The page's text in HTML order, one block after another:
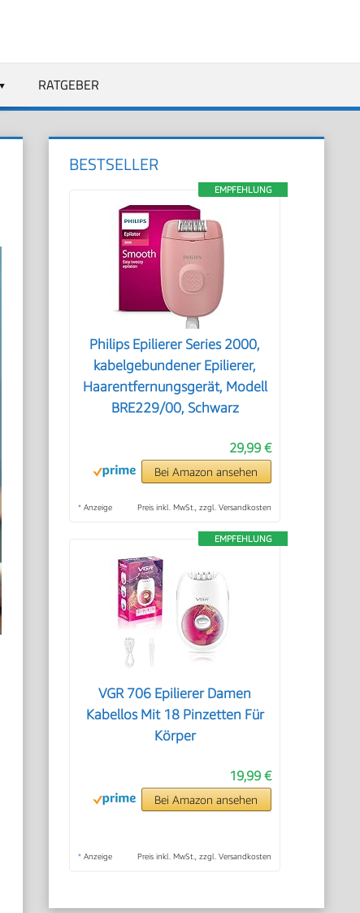
RATGEBER
BESTSELLER
EMPFEHLUNG
Philips Epilierer Series 2000,
kabelgebundener Epilierer,
Haarentfernungsgerät, Modell
BRE229/00, Schwarz
29,99 €
Bei Amazon ansehen
* Anzeige Preis inkl. MwSt., zzgl. Versandkosten
EMPFEHLUNG
VGR 706 Epilierer Damen
Kabellos Mit 18 Pinzetten Für
Körper
19,99 €
Bei Amazon ansehen
* Anzeige Preis inkl. MwSt., zzgl. Versandkosten